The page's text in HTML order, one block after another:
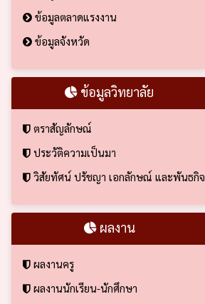
ข้อมูลตลาดแรงงาน
ข้อมูลจังหวัด
ข้อมูลวิทยาลัย
ตราสัญลักษณ์
ประวัติความเป็นมา
วิสัยทัศน์ ปรัชญา เอกลักษณ์ และพันธกิจ
ผลงาน
ผลงานครู
ผลงานนักเรียน-นักศึกษา